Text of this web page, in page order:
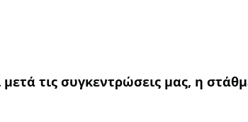
μετά τις συγκεντρώσεις μας, η